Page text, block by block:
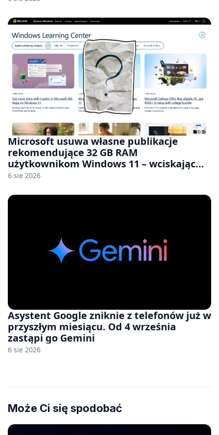
Microsoft usuwa własne publikacje
rekomendujące 32 GB RAM
użytkownikom Windows 11 – wciskając
nam przy tym komputery z 8 GB RAM po
6 sie 2026
Asystent Google zniknie z telefonów już w
przyszłym miesiącu. Od 4 września
zastąpi go Gemini
6 sie 2026
Może Ci się spodobać